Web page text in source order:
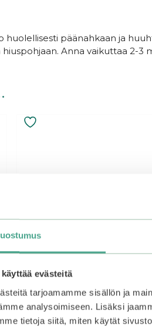
evästeitä
tarjoamamme sisällön ja
analysoimiseen. Lisäksi
tietoja siitä, miten käytät
päänahkaan ja
Anna vaikuttaa 2-